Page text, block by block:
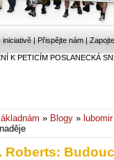
iniciativě | Přispějte nám |
K PETICÍM POSLANECKÁ
» Blogy »
Roberts: